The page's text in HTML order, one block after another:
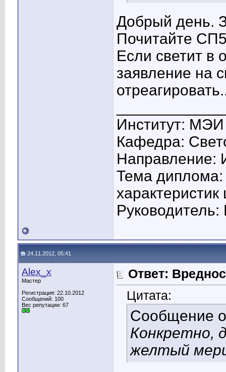
Добрый день.
Почитайте
Если светит в
заявление на
Институт: МЭИ
Кафедра:
Направление:
Тема диплома:
24.11.2012, 05:41
Alex_x
Мастер
Регистрация: 22.10.2012
Сообщений: 100
Вес репутации: 67
Ответ:
Цитата:
Сообщение
Конкретно,
желтый